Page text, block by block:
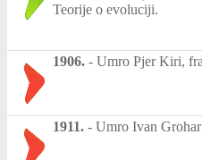
Teorije o evoluciji.
1906. - Umro Pjer Kiri,
1911. - Umro Ivan